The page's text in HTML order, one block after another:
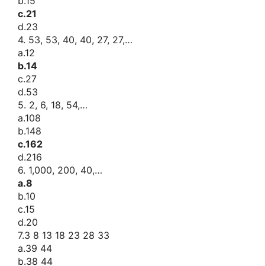
c.21
d.23
4. 53, 53, 40, 40, 27, 27,…
a.12
b.14
c.27
d.53
5. 2, 6, 18, 54,…
a.108
b.148
c.162
d.216
6. 1,000, 200, 40,…
a.8
b.10
c.15
d.20
7.3 8 13 18 23 28 33
a.39 44
b.38 44